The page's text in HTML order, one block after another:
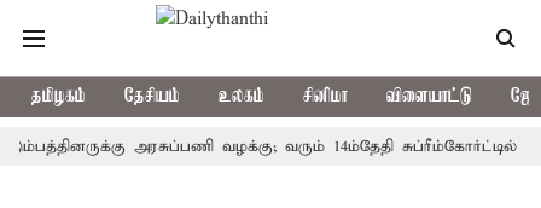
தமிழகம் தேசியம் உலகம் சினிமா விளையாட்டு
அரசுப்பணி வழக்கு; வரும் 14ம்தேதி சுப்ரீம்கோர்ட்டில்